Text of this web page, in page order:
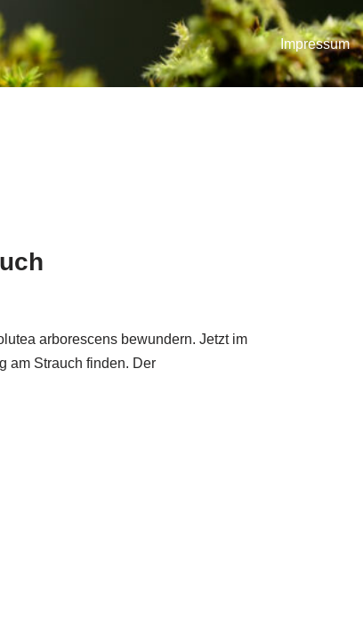
Impressum
arborescens bewundern. Jetzt im
am Strauch finden. Der